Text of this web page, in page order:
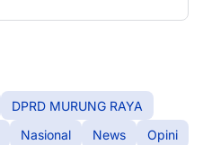
DPRD MURUNG RAYA
Nasional News
Opini